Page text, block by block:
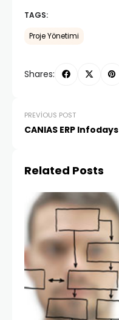
TAGS:
Proje Yönetimi
Shares:
PREVIOUS POST
CANIAS ERP Infodays
Related Posts